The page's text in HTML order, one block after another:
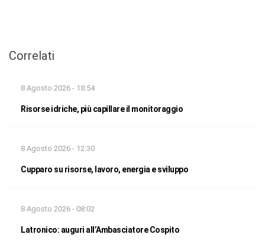
Correlati
8 Agosto 2026 - 18:54
Risorse idriche, più capillare il monitoraggio
8 Agosto 2026 - 12:30
Cupparo su risorse, lavoro, energia e sviluppo
8 Agosto 2026 - 08:02
Latronico: auguri all’Ambasciatore Cospito